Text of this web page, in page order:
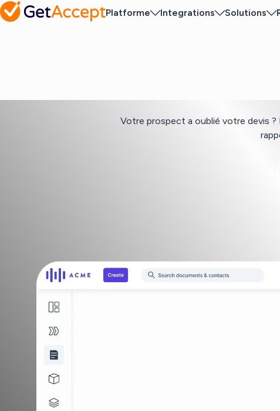
Platforme Integrations Solutions
Votre prospect a oublié votre devis ?